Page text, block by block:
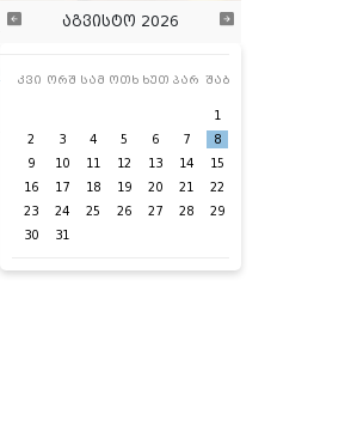
აგვისტო 2026
კვი ორშ სამ ოთხ ხუთ პარ შაბ
1
2
3 4 5 6 7
8
9
10 11 12 13 14
15
16
17 18 19 20 21
22
23
24 25 26 27 28
29
30
31